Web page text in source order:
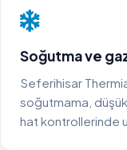
Soğutma ve
Seferihisar
soğutmama,
hat kontrollerinde